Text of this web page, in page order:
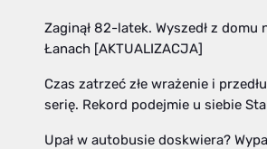
Zaginął 82-latek. Wyszedł z domu
Łanach [AKTUALIZACJA]
Czas zatrzeć złe wrażenie i
serię. Rekord podejmie u siebie
Upał w autobusie doskwiera?